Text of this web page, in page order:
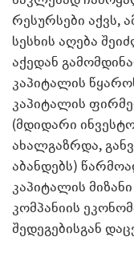
რესურსები აქვს,
სესხის აღება
აქედან
კაპიტალის
კაპიტალის
(მდიდარი
ახალგაზრდა,
აბანდებს)
კაპიტალის
კომპანიის
შედეგებისგან